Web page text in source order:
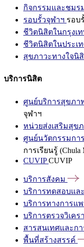
กิจกรรมและชมร
รอบรั้วจุฬาฯ รอบ
ชีวิตนิสิตในกรุงเ
ชีวิตนิสิตในประเ
สุขภาวะทางใจนิ
บริการนิสิต
ศูนย์บริการสุขภา
จุฬาฯ
หน่วยส่งเสริมสุข
ศูนย์นวัตกรรมการ
การเรียนรู้ (Chula
CUVIPCUVIP
บริการสังคม
บริการทดสอบแล
บริการทางการแ
บริการตรวจวิเค
สารสนเทศและก
พื้นที่สร้างสรรค์